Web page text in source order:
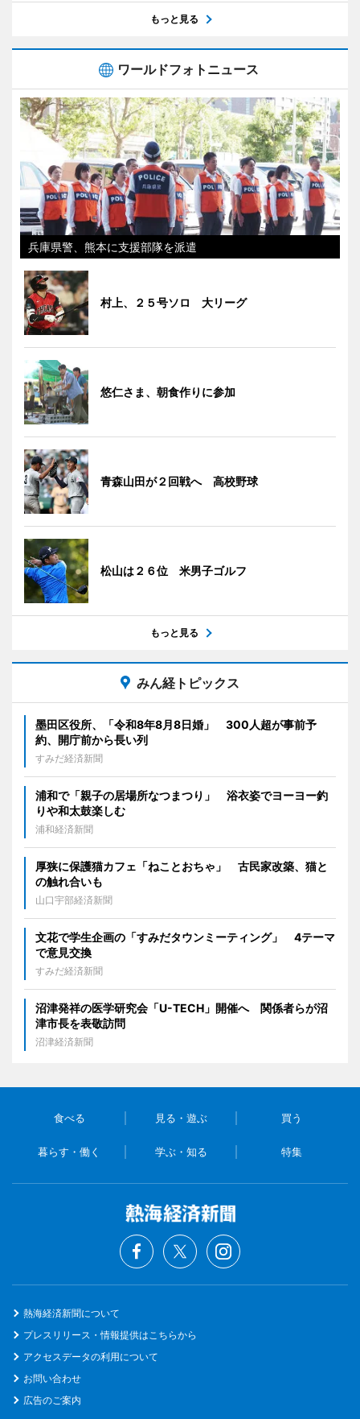
もっと見る
ワールドフォトニュース
兵庫県警、熊本に支援部隊を派遣
村上、２５号ソロ 大リーグ
悠仁さま、朝食作りに参加
青森山田が２回戦へ 高校野球
松山は２６位 米男子ゴルフ
もっと見る
みん経トピックス
墨田区役所、「令和8年8月8日婚」 300人超が事前予
約、開庁前から長い列
すみだ経済新聞
浦和で「親子の居場所なつまつり」 浴衣姿でヨーヨー釣
りや和太鼓楽しむ
浦和経済新聞
厚狭に保護猫カフェ「ねことおちゃ」 古民家改築、猫と
の触れ合いも
山口宇部経済新聞
文花で学生企画の「すみだタウンミーティング」 4テーマ
で意見交換
すみだ経済新聞
沼津発祥の医学研究会「U-TECH」開催へ 関係者らが沼
津市長を表敬訪問
沼津経済新聞
食べる 見る・遊ぶ 買う
暮らす・働く 学ぶ・知る 特集
熱海経済新聞について
プレスリリース・情報提供はこちらから
アクセスデータの利用について
お問い合わせ
広告のご案内